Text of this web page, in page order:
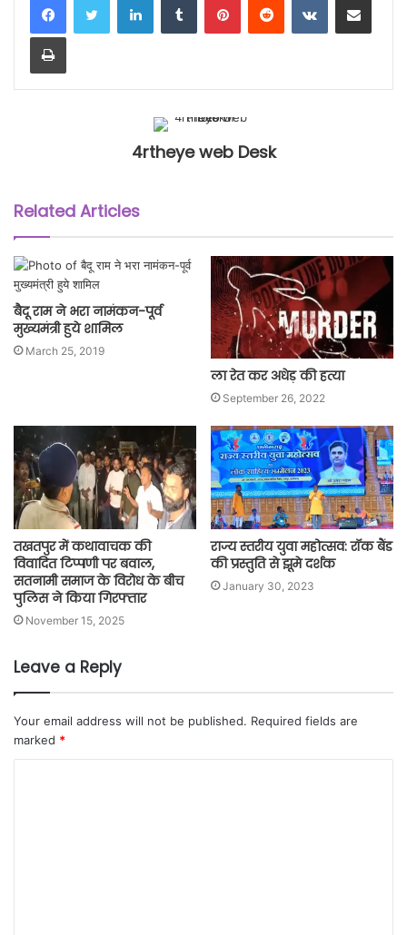
Print
4rtheye web Desk
Related Articles
बैदू राम ने भरा नामंकन-पूर्व
मुख्यमंत्री हुये शामिल
March 25, 2019
ला रेत कर अधेड़ की हत्या
September 26, 2022
तखतपुर में कथावाचक की
विवादित टिप्पणी पर बवाल,
सतनामी समाज के विरोध के बीच
पुलिस ने किया गिरफ्तार
November 15, 2025
राज्य स्तरीय युवा महोत्सव: रॉक बैंड
की प्रस्तुति से झूमे दर्शक
January 30, 2023
Leave a Reply
Your email address will not be published. Required fields are
marked *